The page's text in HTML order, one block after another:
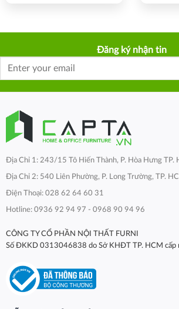
Đăng ký nhận tin
Địa Chỉ 1: 243/15 Tô Hiến Thành, P. Hòa Hưng TP.
Địa Chỉ 2: 540 Liên Phường, P. Long Trường, TP.
Điện Thoại: 028 62 64 60 31
Hotline: 0936 92 94 97 - 0968 90 94 96
CÔNG TY CỔ PHẦN NỘI THẤT FURNI
Số ĐKKD 0313046838 do Sở KHĐT TP. HCM